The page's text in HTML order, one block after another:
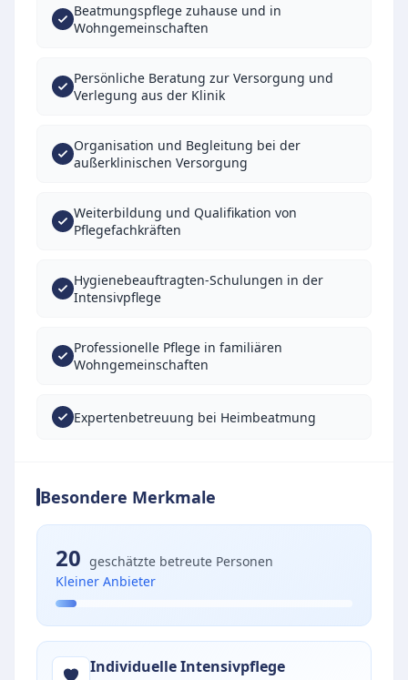
Beatmungspflege zuhause und in
Wohngemeinschaften
Persönliche Beratung zur Versorgung und
Verlegung aus der Klinik
Organisation und Begleitung bei der
außerklinischen Versorgung
Weiterbildung und Qualifikation von
Pflegefachkräften
Hygienebeauftragten-Schulungen in der
Intensivpflege
Professionelle Pflege in familiären
Wohngemeinschaften
Expertenbetreuung bei Heimbeatmung
Besondere Merkmale
20 geschätzte betreute Personen
Kleiner Anbieter
Individuelle Intensivpflege